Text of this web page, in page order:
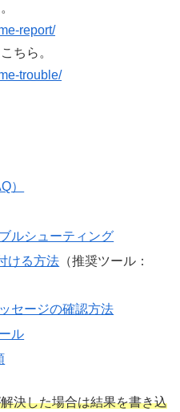
report/
ちら。
trouble/
）
ルシューティング
ける方法 （推奨ツール：
セージの確認方法
ル
決した場合は結果を書き込